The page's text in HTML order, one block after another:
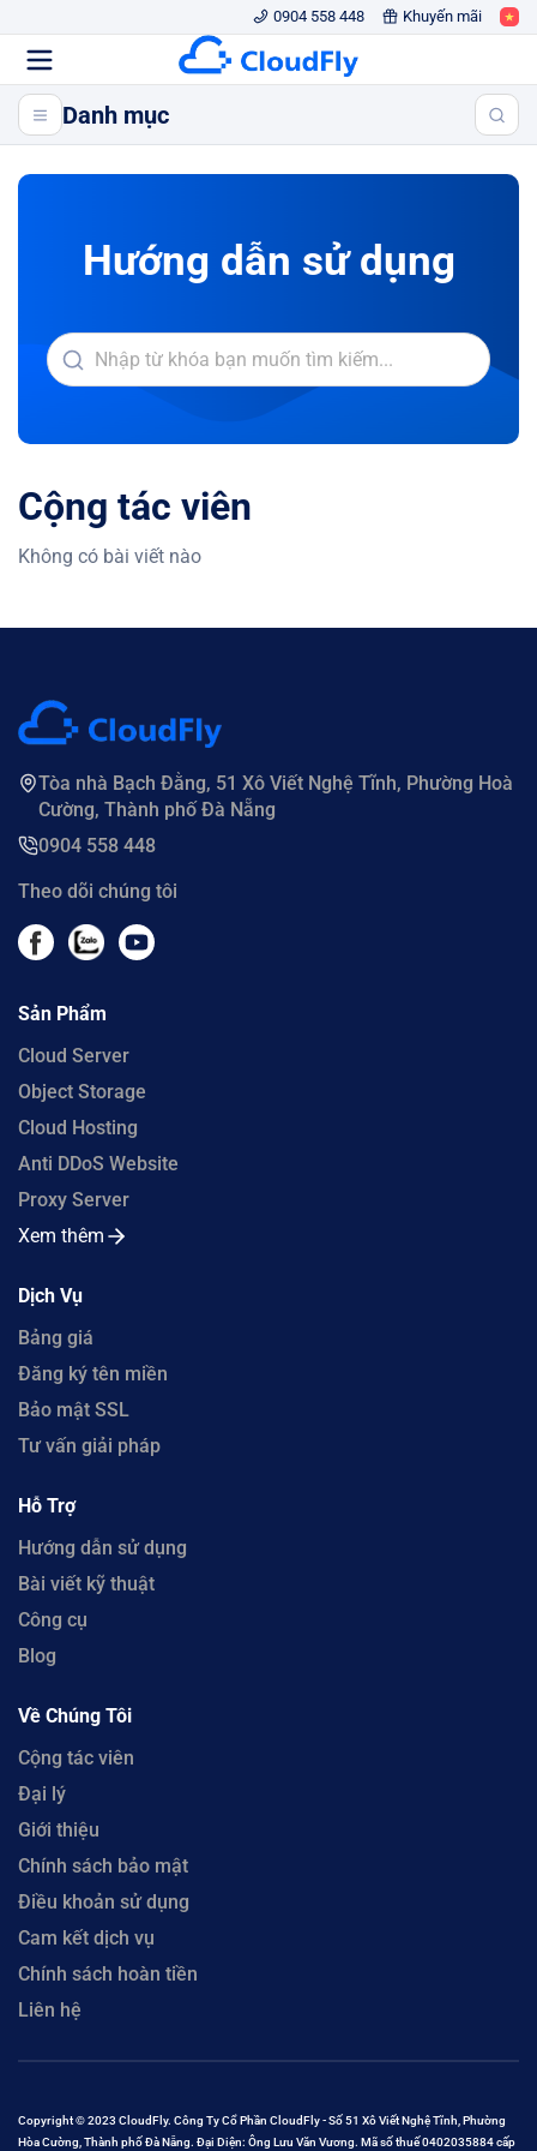
0904 558 448 Khuyến mãi
Danh mục
Hướng dẫn sử dụng
Cộng tác viên
Không có bài viết nào
Tòa nhà Bạch Đằng, 51 Xô Viết Nghệ Tĩnh, Phường Hoà
Cường, Thành phố Đà Nẵng
0904 558 448
Theo dõi chúng tôi
Sản Phẩm
Cloud Server
Object Storage
Cloud Hosting
Anti DDoS Website
Proxy Server
Xem thêm
Dịch Vụ
Bảng giá
Đăng ký tên miền
Bảo mật SSL
Tư vấn giải pháp
Hỗ Trợ
Hướng dẫn sử dụng
Bài viết kỹ thuật
Công cụ
Blog
Về Chúng Tôi
Cộng tác viên
Đại lý
Giới thiệu
Chính sách bảo mật
Điều khoản sử dụng
Cam kết dịch vụ
Chính sách hoàn tiền
Liên hệ
Copyright © 2023 CloudFly. Công Ty Cổ Phần CloudFly - Số 51 Xô Viết Nghệ Tĩnh, Phường
Hòa Cường, Thành phố Đà Nẵng. Đại Diện: Ông Lưu Văn Vương. Mã số thuế 0402035884 cấp